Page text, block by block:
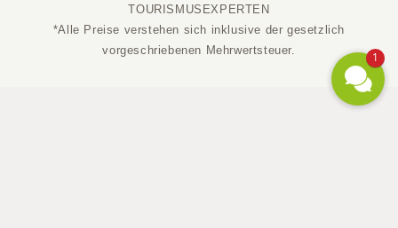
TOURISMUSEXPERTEN
*Alle Preise verstehen sich inklusive der gesetzlich
vorgeschriebenen Mehrwertsteuer.
1